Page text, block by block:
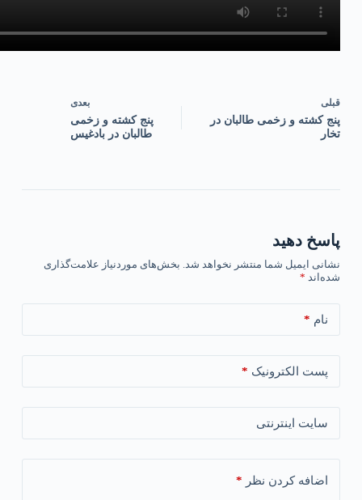
قبلی
پنج کشته و زخمی طالبان در
تخار
بعدی
پنج کشته و زخمی
طالبان در بادغیس
پاسخ دهید
نشانی ایمیل شما منتشر نخواهد شد. بخش‌های موردنیاز علامت‌گذاری
شده‌اند *
نام *
پست الکترونیک *
سایت اینترنتی
اضافه کردن نظر *